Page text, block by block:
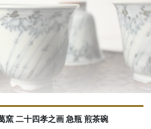
窯 二十四孝之画 急瓶 煎茶碗